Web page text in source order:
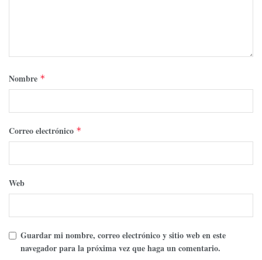
Nombre *
Correo electrónico *
Web
Guardar mi nombre, correo electrónico y sitio web en este
navegador para la próxima vez que haga un comentario.